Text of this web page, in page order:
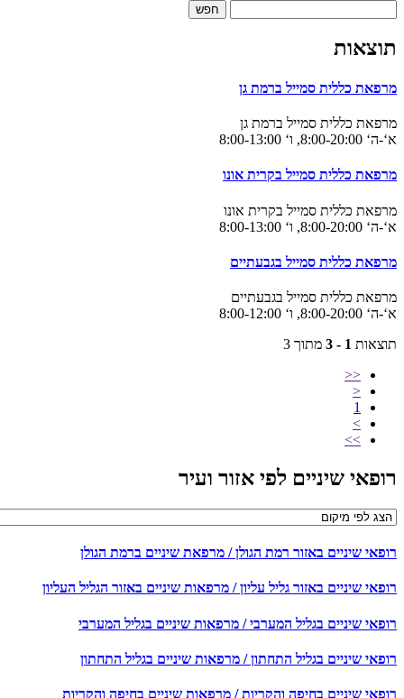
חפש
כללית סמייל ברמת גן
כללית סמייל ברמת גן
ו‘ 8:00-13:00
כללית סמייל בקרית אונו
כללית סמייל בקרית אונו
ו‘ 8:00-13:00
כללית סמייל בגבעתיים
כללית סמייל בגבעתיים
ו‘ 8:00-12:00
1 - 3
מתוך 3
<<
<
1
>
>>
שיניים לפי אזור ועיר
שיניים באזור רמת הגולן / מרפאת שיניים ברמת הגולן
שיניים באזור גליל עליון / מרפאות שיניים באזור הגליל העליון
שיניים בגליל המערבי / מרפאות שיניים בגליל המערבי
שיניים בגליל התחתון / מרפאות שיניים בגליל התחתון
שיניים בחיפה והקריות / מרפאות שיניים בחיפה והקריות